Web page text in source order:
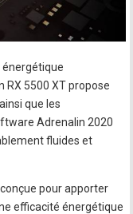
RX 5500 XT propose
que les
Adrenalin 2020
fluides et
pour apporter
efficacité énergétique